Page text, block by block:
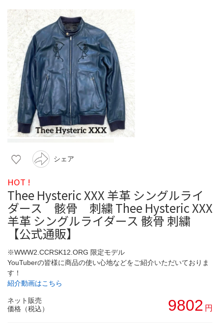
シェア
HOT !
Thee Hysteric XXX 羊革 シングルライ
ダース 骸骨 刺繍 Thee Hysteric XXX
羊革 シングルライダース 骸骨 刺繍
【公式通販】
※WWW2.CCRSK12.ORG 限定モデル
YouTuberの皆様に商品の使い心地などをご紹介いただいておりま
す！
紹介動画はこちら
ネット販売
価格（税込）
9802 円